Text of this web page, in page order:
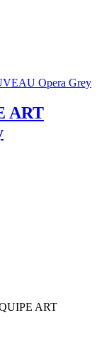
ART
ART